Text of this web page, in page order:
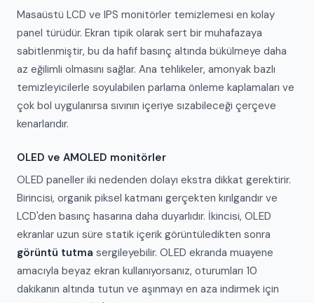
Masaüstü LCD ve IPS monitörler temizlemesi en kolay
panel türüdür. Ekran tipik olarak sert bir muhafazaya
sabitlenmiştir, bu da hafif basınç altında bükülmeye daha
az eğilimli olmasını sağlar. Ana tehlikeler, amonyak bazlı
temizleyicilerle soyulabilen parlama önleme kaplamaları ve
çok bol uygulanırsa sıvının içeriye sızabileceği çerçeve
kenarlarıdır.
OLED ve AMOLED monitörler
OLED paneller iki nedenden dolayı ekstra dikkat gerektirir.
Birincisi, organik piksel katmanı gerçekten kırılgandır ve
LCD'den basınç hasarına daha duyarlıdır. İkincisi, OLED
ekranlar uzun süre statik içerik görüntüledikten sonra
görüntü tutma sergileyebilir. OLED ekranda muayene
amacıyla beyaz ekran kullanıyorsanız, oturumları 10
dakikanın altında tutun ve aşınmayı en aza indirmek için